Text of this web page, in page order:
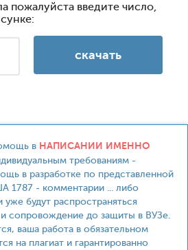
пожалуйста введите число,
в НАПИСАНИИ ИМЕННО
требованиям -
в разработке по представленной
1787 - комментарии ... либо
будут распространяться
сопровождение до защиты в ВУЗе.
ваша работа в обязательном
на плагиат и гарантированно